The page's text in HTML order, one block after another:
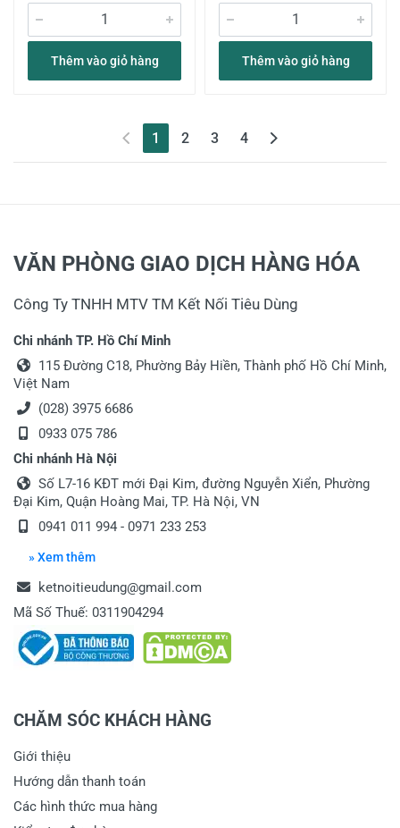
Thêm vào giỏ hàng Thêm vào giỏ hàng
1 (current)
2 3 4
VĂN PHÒNG GIAO DỊCH HÀNG HÓA
Công Ty TNHH MTV TM Kết Nối Tiêu Dùng
Chi nhánh TP. Hồ Chí Minh
115 Đường C18, Phường Bảy Hiền, Thành phố Hồ Chí Minh,
Việt Nam
(028) 3975 6686
0933 075 786
Chi nhánh Hà Nội
Số L7-16 KĐT mới Đại Kim, đường Nguyễn Xiển, Phường
Đại Kim, Quận Hoàng Mai, TP. Hà Nội, VN
0941 011 994 - 0971 233 253
» Xem thêm
ketnoitieudung@gmail.com
Mã Số Thuế: 0311904294
CHĂM SÓC KHÁCH HÀNG
Giới thiệu
Hướng dẫn thanh toán
Các hình thức mua hàng